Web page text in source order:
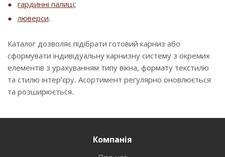
гардинні палиці;
люверси.
Каталог дозволяє підібрати готовий карниз або
сформувати індивідуальну карнизну систему з окремих
елементів з урахуванням типу вікна, формату текстилю
та стилю інтер’єру. Асортимент регулярно оновлюється
та розширюється.
Компанія